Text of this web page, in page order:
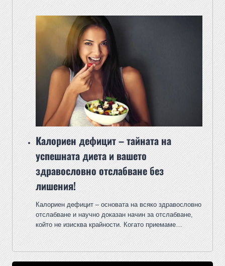
Калориен дефицит – тайната на
успешната диета и вашето
здравословно отслабване без
лишения!
Калориен дефицит – основата на всяко здравословно
отслабване и научно доказан начин за отслабване,
който не изисква крайности. Когато приемаме…